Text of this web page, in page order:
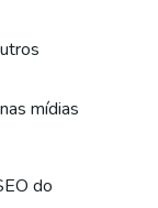
mídias
do